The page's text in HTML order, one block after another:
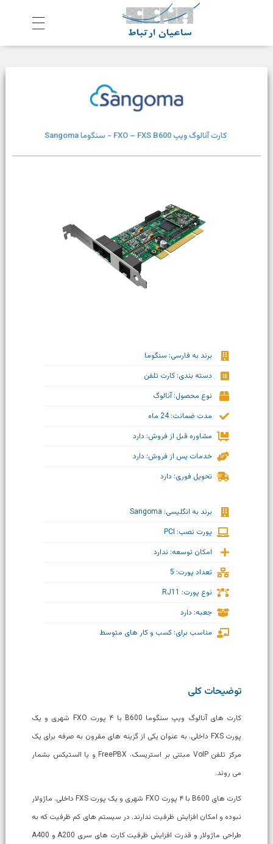
ش
رکت ساعیان ارتباط آینده پیشرو یکپارچگی و امنیت در ارتباط
کارت آنالوگ ویپ FXO – FXS B600 - سنگوما Sangoma
برند به فارسی: سنگوما
دسته بندی: کارت تلفن
نوع محصول: آنالوگ
مدت ضمانت: 24 ماه
مشاوره قبل از فروش: دارد
خدمات پس از فروش: دارد
تحویل فوری: دارد
برند به انگلیسی: Sangoma
پورت نصب: PCI
امکان توسعه: ندارد
تعداد پورت: 5
نوع پورت: RJ11
جعبه: دارد
مناسب برای: کسب و کار های متوسط
توضیحات کلی
کارت های آنالوگ ویپ سنگوما B600 با ۴ پورت FXO شهری و یک
پورت FXS داخلی، به عنوان یکی از گزینه های مقرون به صرفه برای یک
مرکز تلفن VoIP مبتنی بر استریسک، FreePBX و یا الستیکس بشمار
می روند.
کارت های B600 با ۴ پورت FXO شهری و یک پورت FXS داخلی، ماژولار
نبوده و امکان افزایش ظرفیت ندارند. در سیستم های کم ظرفیت که به
طراحی ماژولار و قدرت افزایش ظرفیت کارت های سری A200 و A400